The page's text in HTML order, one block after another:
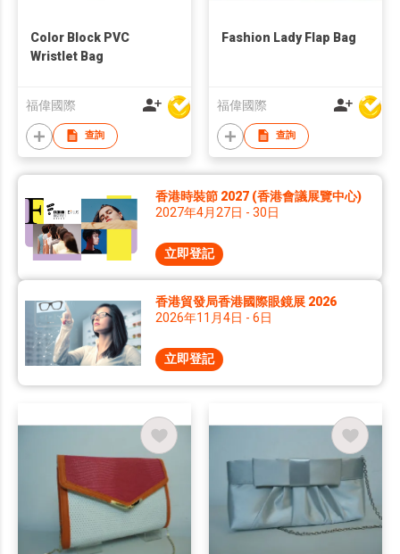
Color Block PVC
Wristlet Bag
福偉國際
查詢
Fashion Lady Flap Bag
福偉國際
查詢
香港時裝節 2027 (香港會議展覽中心)
2027年4月27日 - 30日
立即登記
香港貿發局香港國際眼鏡展 2026
2026年11月4日 - 6日
立即登記